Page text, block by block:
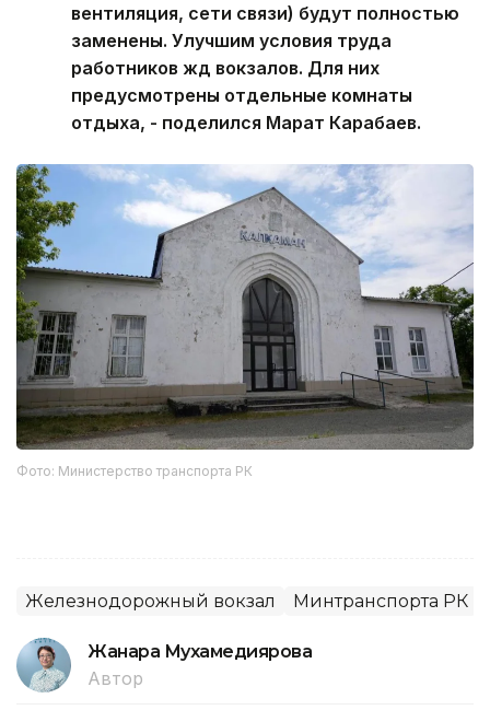
вентиляция, сети связи) будут полностью
заменены. Улучшим условия труда
работников жд вокзалов. Для них
предусмотрены отдельные комнаты
отдыха, - поделился Марат Карабаев.
Фото: Министерство транспорта РК
Железнодорожный вокзал Минтранспорта РК
Жанара Мухамедиярова
Автор